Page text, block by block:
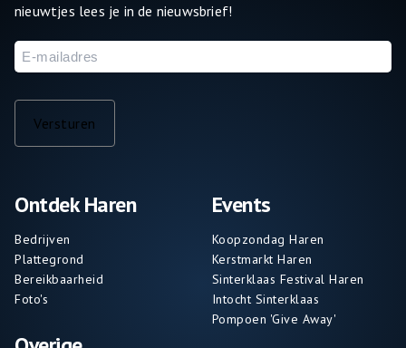
Ontdek Haren
Bedrijven
Plattegrond
Bereikbaarheid
Foto's
Events
Koopzondag Haren
Kerstmarkt Haren
Sinterklaas Festival Haren
Intocht Sinterklaas
Pompoen 'Give Away'
nieuwtjes lees je in de nieuwsbrief!
E-
mailadres
Versturen